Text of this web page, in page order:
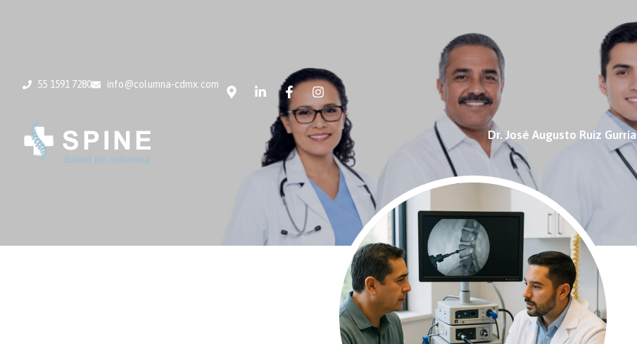
55 1591 7280 info@columna-cdmx.com
Dr. José Augusto Ruiz Gurría